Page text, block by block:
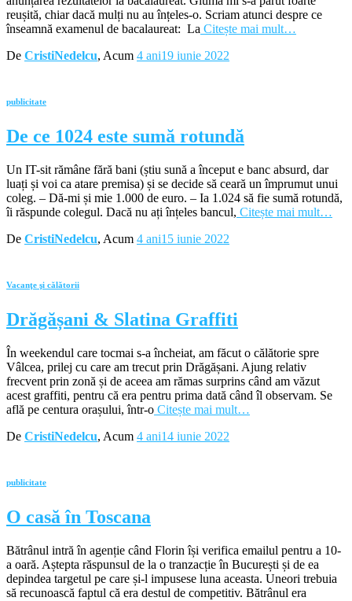
reușită, chiar dacă mulți nu au înțeles-o. Scriam atunci despre ce
înseamnă examenul de bacalaureat: La Citește mai mult…
De CristiNedelcu, Acum 4 ani19 iunie 2022
publicitate
De ce 1024 este sumă rotundă
Un IT-sit rămâne fără bani (știu sună a început e banc absurd, dar
luați și voi ca atare premisa) și se decide să ceară un împrumut unui
coleg. – Dă-mi și mie 1.000 de euro. – Ia 1.024 să fie sumă rotundă,
îi răspunde colegul. Dacă nu ați înțeles bancul, Citește mai mult…
De CristiNedelcu, Acum 4 ani15 iunie 2022
Vacanţe şi călătorii
Drăgășani & Slatina Graffiti
În weekendul care tocmai s-a încheiat, am făcut o călătorie spre
Vâlcea, prilej cu care am trecut prin Drăgășani. Ajung relativ
frecvent prin zonă și de aceea am rămas surprins când am văzut
acest graffiti, pentru că era pentru prima dată când îl observam. Se
află pe centura orașului, într-o Citește mai mult…
De CristiNedelcu, Acum 4 ani14 iunie 2022
publicitate
O casă în Toscana
Bătrânul intră în agenție când Florin își verifica emailul pentru a 10-
a oară. Aștepta răspunsul de la o tranzacție în București și de ea
depindea targetul pe care și-l impusese luna aceasta. Uneori trebuia
să recunoască faptul că era destul de competitiv. Bătrânul era